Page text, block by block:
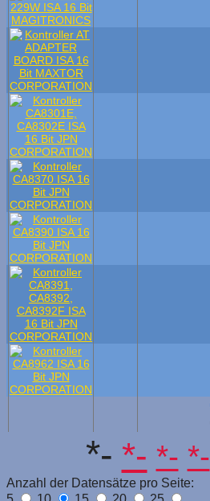
*- *- *- *-
Anzahl der Datensätze pro Seite: